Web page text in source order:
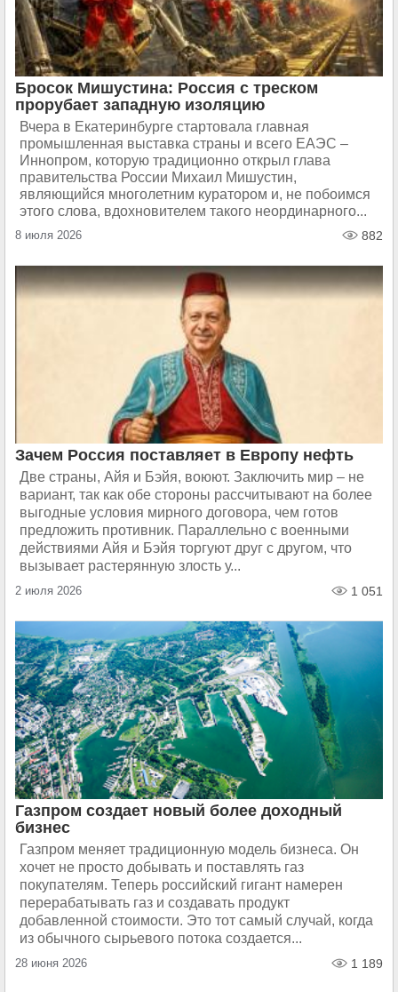
Бросок Мишустина: Россия с треском
прорубает западную изоляцию
Вчера в Екатеринбурге стартовала главная
промышленная выставка страны и всего ЕАЭС –
Иннопром, которую традиционно открыл глава
правительства России Михаил Мишустин,
являющийся многолетним куратором и, не побоимся
этого слова, вдохновителем такого неординарного...
8 июля 2026 882
Зачем Россия поставляет в Европу нефть
Две страны, Айя и Бэйя, воюют. Заключить мир – не
вариант, так как обе стороны рассчитывают на более
выгодные условия мирного договора, чем готов
предложить противник. Параллельно с военными
действиями Айя и Бэйя торгуют друг с другом, что
вызывает растерянную злость у...
2 июля 2026 1 051
Газпром создает новый более доходный
бизнес
Газпром меняет традиционную модель бизнеса. Он
хочет не просто добывать и поставлять газ
покупателям. Теперь российский гигант намерен
перерабатывать газ и создавать продукт
добавленной стоимости. Это тот самый случай, когда
из обычного сырьевого потока создается...
28 июня 2026 1 189